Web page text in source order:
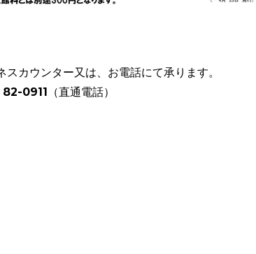
スカウンター又は、お電話にて承ります。
0911（直通電話）